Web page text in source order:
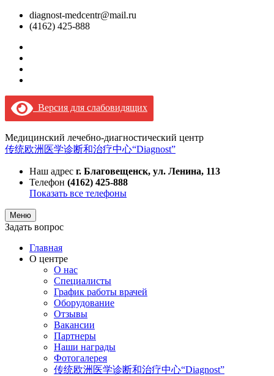
diagnost-medcentr@mail.ru
(4162) 425-888
Версия для слабовидящих
Медицинский лечебно-диагностический центр
传统欧洲医学诊断和治疗中心“Diagnost”
Наш адрес г. Благовещенск, ул. Ленина, 113
Телефон (4162) 425-888
Показать все телефоны
Меню
Задать вопрос
Главная
О центре
О нас
Специалисты
График работы врачей
Оборудование
Отзывы
Вакансии
Партнеры
Наши награды
Фотогалерея
传统欧洲医学诊断和治疗中心“Diagnost”